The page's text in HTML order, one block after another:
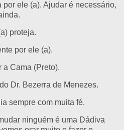
ele (a). Ajudar é necessário,
proteja.
por ele (a).
a Cama (Preto).
Dr. Bezerra de Menezes.
sempre com muita fé.
ninguém é uma Dádiva